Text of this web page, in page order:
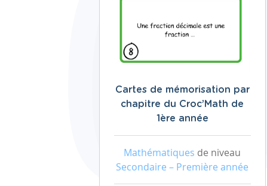
Cartes de mémorisation par
chapitre du Croc’Math de
1ère année
Mathématiques de niveau
Secondaire – Première année